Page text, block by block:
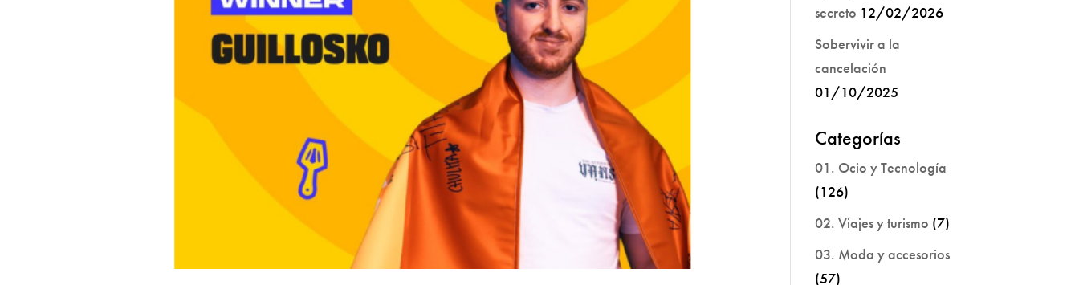
secreto 12/02/2026
Sobervivir a la
cancelación
01/10/2025
Categorías
01. Ocio y Tecnología
(126)
02. Viajes y turismo (7)
03. Moda y accesorios
(57)